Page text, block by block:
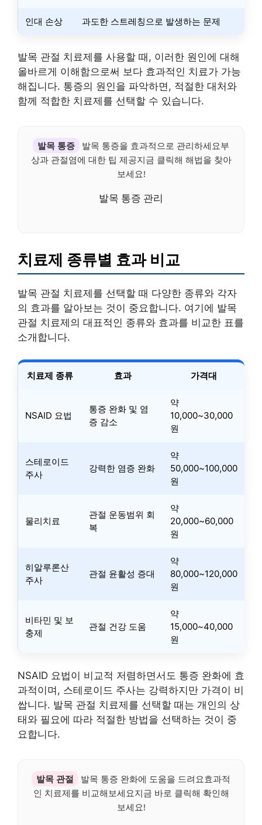
인대 손상 과도한 스트레칭으로 발생하는 문제
발목 관절 치료제를 사용할 때, 이러한 원인에 대해
올바르게 이해함으로써 보다 효과적인 치료가 가능
해집니다. 통증의 원인을 파악하면, 적절한 대처와
함께 적합한 치료제를 선택할 수 있습니다.
발목 통증
발목 통증을 효과적으로 관리하세요부
상과 관절염에 대한 팁 제공지금 클릭해 해법을 찾아
보세요!
발목 통증 관리
치료제 종류별 효과 비교
발목 관절 치료제를 선택할 때 다양한 종류와 각자
의 효과를 알아보는 것이 중요합니다. 여기에 발목
관절 치료제의 대표적인 종류와 효과를 비교한 표를
소개합니다.
치료제 종류 효과 가격대
NSAID 요법
통증 완화 및 염
증 감소
약
10,000~30,000
원
스테로이드
주사
강력한 염증 완화
약
50,000~100,000
원
물리치료
관절 운동범위 회
복
약
20,000~60,000
원
히알루론산
주사
관절 윤활성 증대
약
80,000~120,000
원
비타민 및 보
충제
관절 건강 도움
약
15,000~40,000
원
NSAID 요법이 비교적 저렴하면서도 통증 완화에 효
과적이며, 스테로이드 주사는 강력하지만 가격이 비
쌉니다. 발목 관절 치료제를 선택할 때는 개인의 상
태와 필요에 따라 적절한 방법을 선택하는 것이 중
요합니다.
발목 관절
발목 통증 완화에 도움을 드려요효과적
인 치료제를 비교해보세요지금 바로 클릭해 확인해
보세요!